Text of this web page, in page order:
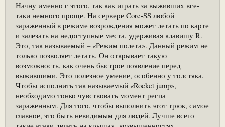
Начну именно с этого, так как играть за выживших все-
таки немного проще. На сервере Core-SS любой
зараженный в режиме возрождения может летать по карте
и залезать на недоступные места, удерживая клавишу R.
Это, так называемый – «Режим полета». Данный режим не
только позволяет летать. Он открывает такую
возможность, как очень быстрое появление перед
выжившими. Это полезное умение, особенно у толстяка.
Чтобы исполнить так называемый «Rocket jump»,
необходимо тонко чувствовать момент респа
зараженным. Для того, чтобы выполнить этот трюк, самое
главное, это быть невидимым для людей. Лучше всего